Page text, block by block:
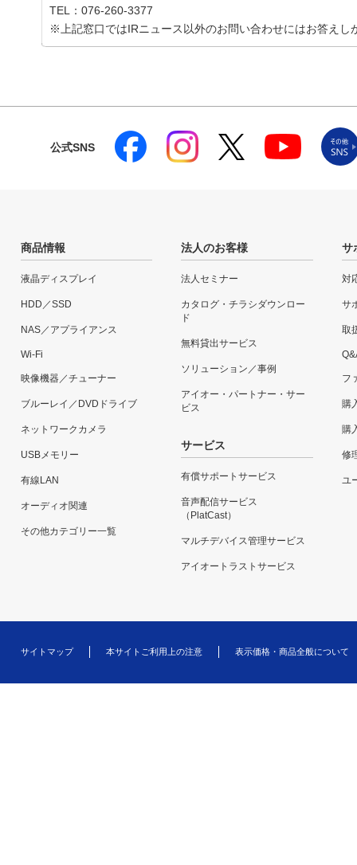
TEL：076-260-3377
※上記窓口ではIRニュース以外のお問い合わせにはお答えし
公式SNS
商品情報
液晶ディスプレイ
HDD／SSD
NAS／アプライアンス
Wi-Fi
映像機器／チューナー
ブルーレイ／DVDドライブ
ネットワークカメラ
USBメモリー
有線LAN
オーディオ関連
その他カテゴリー一覧
法人のお客様
法人セミナー
カタログ・チラシダウンロー
ド
無料貸出サービス
ソリューション／事例
アイオー・パートナー・サー
ビス
サービス
有償サポートサービス
音声配信サービス
（PlatCast）
マルチデバイス管理サービス
アイオートラストサービス
サ
対
サ
取
フ
購
購
修
ユ
サイトマップ 本サイトご利用上の注意 表示価格・商品全般について